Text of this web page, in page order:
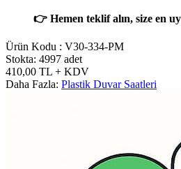
👉 Hemen teklif alın, size en
Ürün Kodu : V30-334-PM
Stokta: 4997 adet
410,00 TL + KDV
Daha Fazla: Plastik Duvar Saatleri